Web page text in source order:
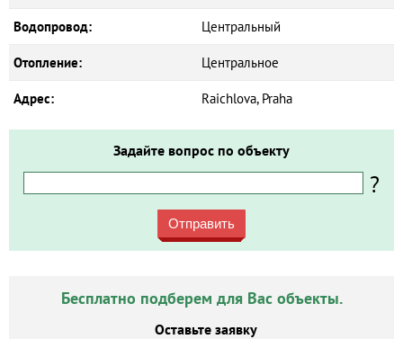
Водопровод: Центральный
Отопление: Центральное
Адрес: Raichlova, Praha
Задайте вопрос по объекту
?
Отправить
Бесплатно подберем для Вас объекты.
Оставьте заявку